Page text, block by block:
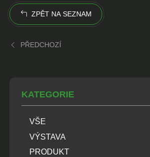
ZPĚT NA SEZNAM
PŘEDCHOZÍ
KATEGORIE
VŠE
VÝSTAVA
PRODUKT